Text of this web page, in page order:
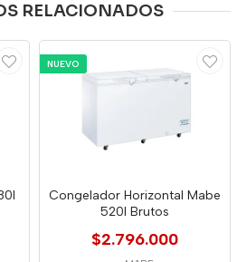
RELACIONADOS
NUEVO
Congelador Horizontal Mabe
520l Brutos
$2.796.000